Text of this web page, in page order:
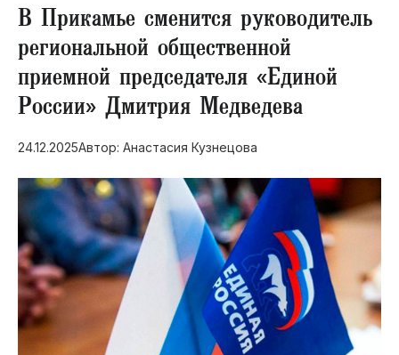
СВО
Выборы в Пермском крае
Социальная поддержка
Инфраструктура
Благоустройство
​В Прикамье сменится руководитель
региональной общественной
приемной председателя «Единой
России» Дмитрия Медведева
24.12.2025Автор: Анастасия Кузнецова